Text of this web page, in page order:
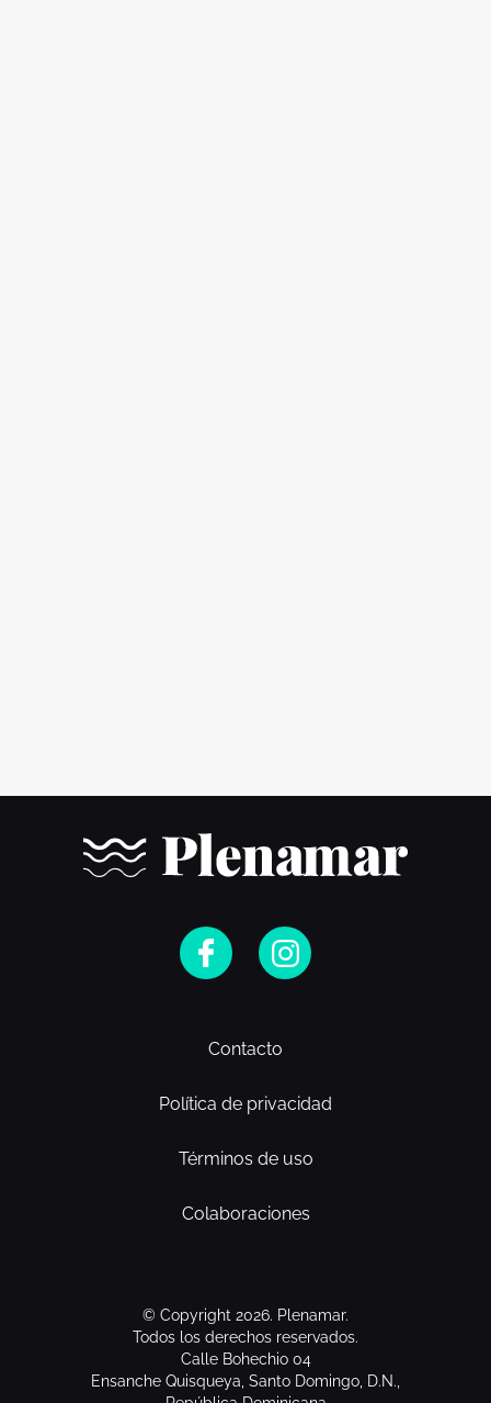
Contacto
Política de privacidad
Términos de uso
Colaboraciones
© Copyright 2026. Plenamar.
Todos los derechos reservados.
Calle Bohechio 04
Ensanche Quisqueya, Santo Domingo, D.N.,